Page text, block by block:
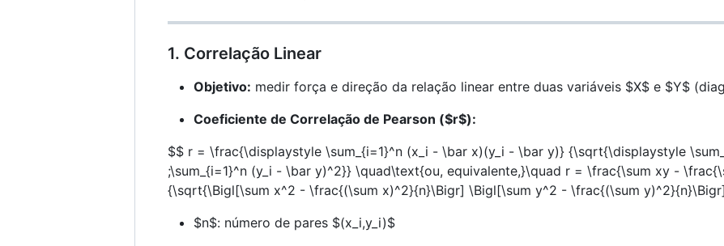
1. Correlação Linear
Objetivo: medir força e direção da relação linear entre duas variáveis $X$ e $Y$
Coeficiente de Correlação de Pearson ($r$):
$$ r = \frac{\displaystyle \sum_{i=1}^n (x_i - \bar x)(y_i - \bar y)} {\sqrt{\displaystyle
;\sum_{i=1}^n (y_i - \bar y)^2}} \quad\text{ou, equivalente,}\quad r = \frac{\sum xy -
{\sqrt{\Bigl[\sum x^2 - \frac{(\sum x)^2}{n}\Bigr] \Bigl[\sum y^2 - \frac{(\sum
$n$: número de pares $(x_i,y_i)$